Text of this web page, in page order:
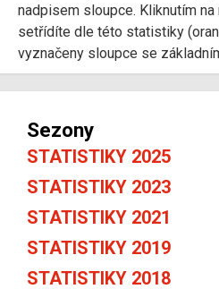
nadpisem sloupce. Kliknutím
setřídíte dle této statistiky
vyznačeny sloupce se
Sezony
STATISTIKY 2025
STATISTIKY 2023
STATISTIKY 2021
STATISTIKY 2019
STATISTIKY 2018